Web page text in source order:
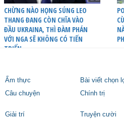
CHỪNG NÀO HỌNG SÚNG LEO
THANG ĐANG CÒN CHĨA VÀO
ĐẦU UKRAINA, THÌ ĐÀM PHÁN
VỚI NGA SẼ KHÔNG CÓ TIẾN
TRIỂN
Ẩm thực Bài viết chọn
Câu chuyện
Chính trị
Giải trí
Truyện cười